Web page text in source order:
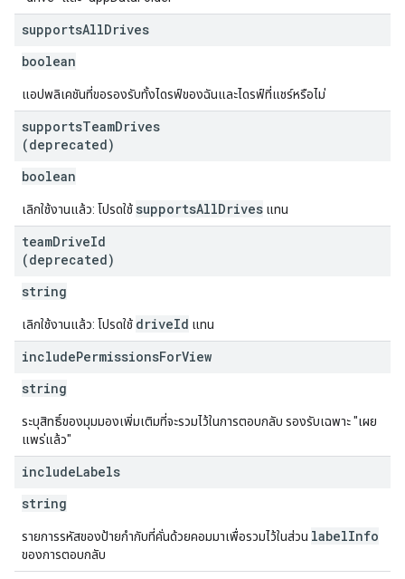
supportsAllDrives
boolean
แอปพลิเคชันที่ขอรองรับทั้งไดรฟ์ของฉันและไดรฟ์ที่แชร์หรือไม่
supportsTeamDrives
(deprecated)
boolean
เลิกใช้งานแล้ว: โปรดใช้ supportsAllDrives แทน
teamDriveId
(deprecated)
string
เลิกใช้งานแล้ว: โปรดใช้ driveId แทน
includePermissionsForView
string
ระบุสิทธิ์ของมุมมองเพิ่มเติมที่จะรวมไว้ในการตอบกลับ รองรับเฉพาะ "เผย
แพร่แล้ว"
includeLabels
string
รายการรหัสของป้ายกำกับที่คั่นด้วยคอมมาเพื่อรวมไว้ในส่วน labelInfo
ของการตอบกลับ